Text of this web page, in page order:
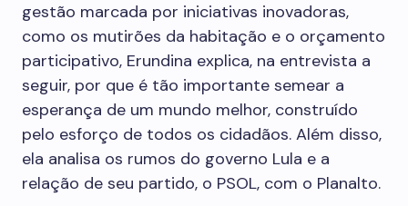
gestão marcada por iniciativas inovadoras,
como os mutirões da habitação e o orçamento
participativo, Erundina explica, na entrevista a
seguir, por que é tão importante semear a
esperança de um mundo melhor, construído
pelo esforço de todos os cidadãos. Além disso,
ela analisa os rumos do governo Lula e a
relação de seu partido, o PSOL, com o Planalto.